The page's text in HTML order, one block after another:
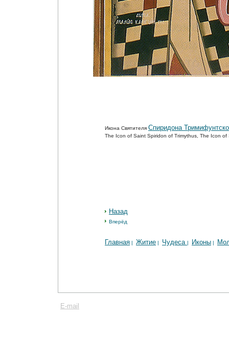
Икона Святителя Спиридона
The Icon of Saint Spiridon of Trimythus, The Icon
Назад
Вперёд
Главная | Житие | Чудеса | Иконы |
E-mail